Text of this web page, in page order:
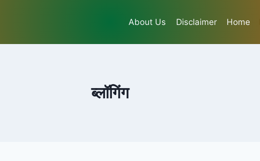
About Us Disclaimer Home
ब्लॉगिंग